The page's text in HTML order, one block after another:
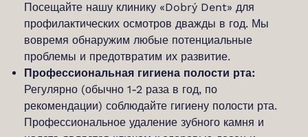
Посещайте нашу клинику «Dobrý Dent» для
профилактических осмотров дважды в год. Мы
вовремя обнаружим любые потенциальные
проблемы и предотвратим их развитие.
Профессиональная гигиена полости рта:
Регулярно (обычно 1-2 раза в год, по
рекомендации) соблюдайте гигиену полости рта.
Профессиональное удаление зубного камня и